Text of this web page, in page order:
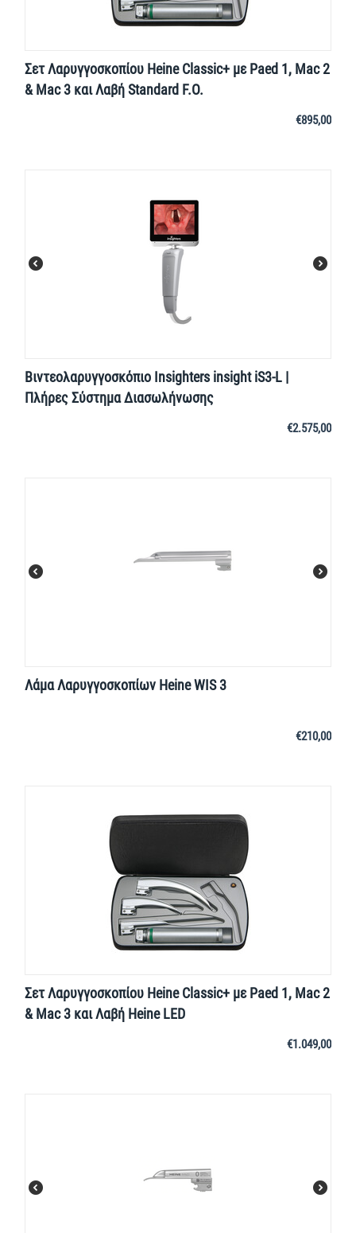
Σετ Λαρυγγοσκοπίου Heine Classic+ με Paed 1, Mac 2
& Mac 3 και Λαβή Standard F.O.
€895,00
Βιντεολαρυγγοσκόπιο Insighters insight iS3-L |
Πλήρες Σύστημα Διασωλήνωσης
€2.575,00
Λάμα Λαρυγγοσκοπίων Heine WIS 3
€210,00
Σετ Λαρυγγοσκοπίου Heine Classic+ με Paed 1, Mac 2
& Mac 3 και Λαβή Heine LED
€1.049,00